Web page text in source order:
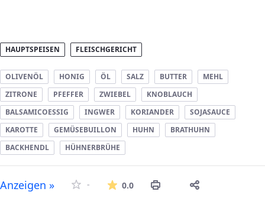
HAUPTSPEISEN FLEISCHGERICHT
OLIVENÖL HONIG ÖL SALZ BUTTER
MEHL
ZITRONE
PFEFFER ZWIEBEL
KNOBLAUCH
BALSAMICOESSIG
INGWER KORIANDER
SOJASAUCE
KAROTTE
GEMÜSEBUILLON HUHN
BRATHUHN
BACKHENDL
HÜHNERBRÜHE
Anzeigen » - 0.0Die durchschnittliche